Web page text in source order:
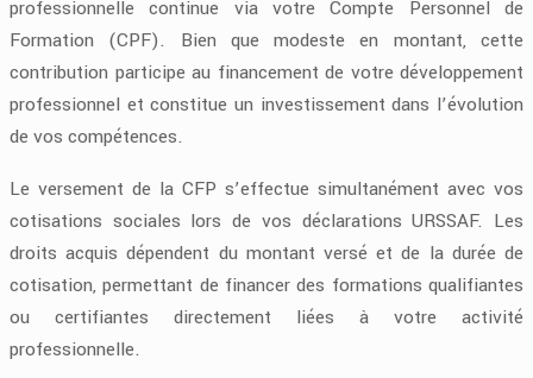
professionnelle continue via votre Compte Personnel de
Formation (CPF). Bien que modeste en montant, cette
contribution participe au financement de votre développement
professionnel et constitue un investissement dans l’évolution
de vos compétences.
Le versement de la CFP s’effectue simultanément avec vos
cotisations sociales lors de vos déclarations URSSAF. Les
droits acquis dépendent du montant versé et de la durée de
cotisation, permettant de financer des formations qualifiantes
ou certifiantes directement liées à votre activité
professionnelle.